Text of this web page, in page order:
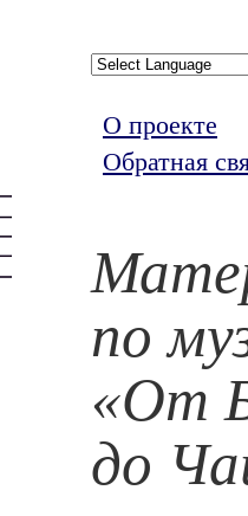
О проекте
Обратная
по
«От
до